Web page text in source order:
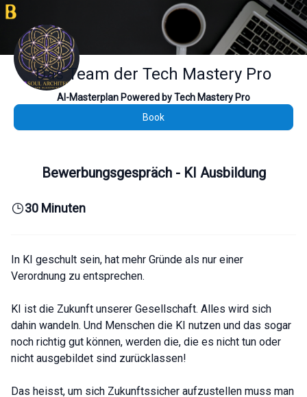
Das Team der Tech Mastery Pro
AI-Masterplan Powered by Tech Mastery Pro
Book
Bewerbungsgespräch - KI Ausbildung
30 Minuten
In KI geschult sein, hat mehr Gründe als nur einer
Verordnung zu entsprechen.
KI ist die Zukunft unserer Gesellschaft. Alles wird sich
dahin wandeln. Und Menschen die KI nutzen und das sogar
noch richtig gut können, werden die, die es nicht tun oder
nicht ausgebildet sind zurücklassen!
Das heisst, um sich Zukunftssicher aufzustellen muss man